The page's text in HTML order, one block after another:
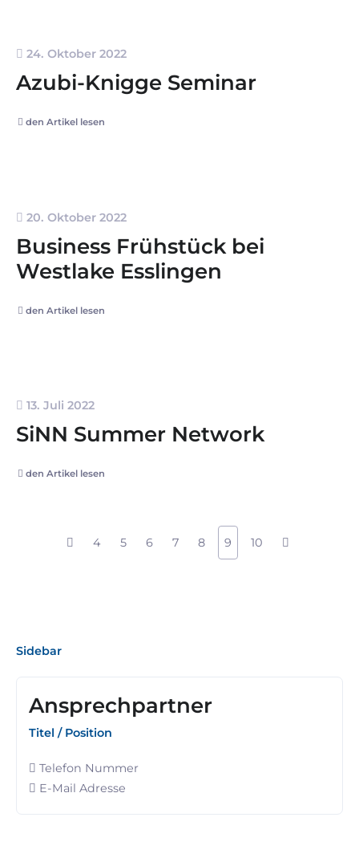
24. Oktober 2022
Azubi-Knigge Seminar
den Artikel lesen
20. Oktober 2022
Business Frühstück bei
Westlake Esslingen
den Artikel lesen
13. Juli 2022
SiNN Summer Network
den Artikel lesen
4 5 6 7 8 9 10
Sidebar
Ansprechpartner
Titel / Position
Telefon Nummer
E-Mail Adresse